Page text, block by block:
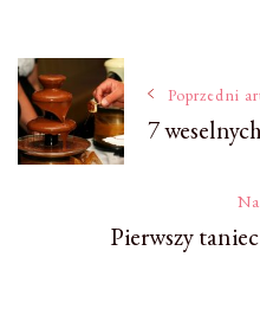
Nawigacja
wpisu
Poprzedni
7
Pierwszy